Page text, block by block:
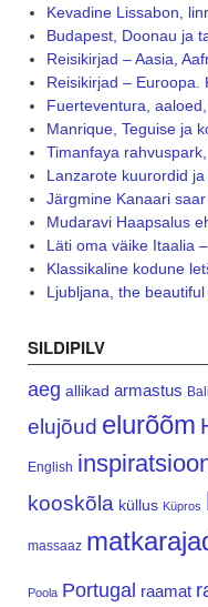
Kevadine Lissabon,
Budapest, Doonau ja
Reisikirjad – Aasia,
Reisikirjad – Euroopa.
Fuerteventura,
Manrique, Teguise ja
Timanfaya
Lanzarote kuurordid
Järgmine Kanaari
Mudaravi Haapsalus
Läti oma väike Itaalia
Klassikaline kodune
Ljubljana, the
SILDIPILV
aeg allikad armastus Bali
elujõud elurõõm
English
kooskõla küllus Küpros
massaaz
Poola Portugal raamat